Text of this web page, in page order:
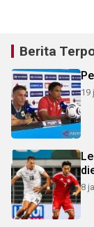
Berita
19
8